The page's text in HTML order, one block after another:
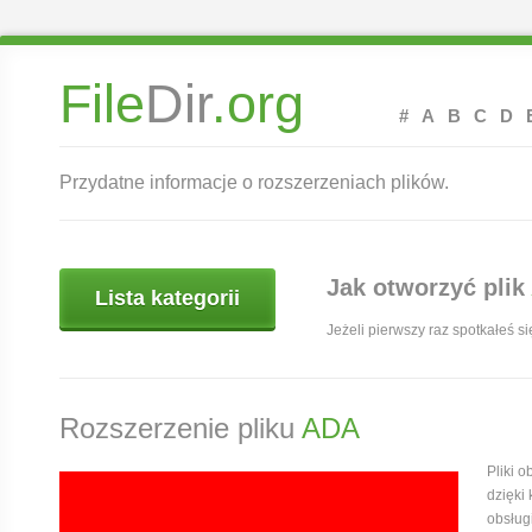
FileDir.org # A B C D
Przydatne informacje o rozszerzeniach plików.
Lista kategorii Jak otworzyć plik
Jeżeli pierwszy raz spotkałeś
Rozszerzenie pliku ADA
Pliki
dzięki